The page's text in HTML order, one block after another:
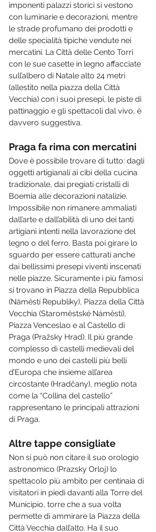
imponenti palazzi storici si vestono
con luminarie e decorazioni, mentre
le strade profumano dei prodotti e
delle specialità tipiche vendute nei
mercatini. La Città delle Cento Torri
con le sue casette in legno affacciate
sull’albero di Natale alto 24 metri
(allestito nella piazza della Città
Vecchia) con i suoi presepi, le piste di
pattinaggio e gli spettacoli dal vivo, è
davvero suggestiva.
Praga fa rima con mercatini
Dove è possibile trovare di tutto: dagli
oggetti artigianali ai cibi della cucina
tradizionale, dai pregiati cristalli di
Boemia alle decorazioni natalizie.
Impossibile non rimanere ammaliati
dall’arte e dall’abilità di uno dei tanti
artigiani intenti nella lavorazione del
legno o del ferro. Basta poi girare lo
sguardo per essere catturati anche
dai bellissimi presepi viventi inscenati
nelle piazze. Sicuramente i più famosi
si trovano in Piazza della Repubblica
(Náměstí Republiky), Piazza della Città
Vecchia (Staroměstské Náměstí),
Piazza Venceslao e al Castello di
Praga (Pražsky Hrad). Il più grande
complesso di castelli medievali del
mondo e uno dei castelli più belli
d’Europa che insieme all’area
circostante (Hradčany), meglio nota
come la “Collina del castello”
rappresentano le principali attrazioni
di Praga.
Altre tappe consigliate
Non si può non citare il suo orologio
astronomico (Prazsky Orloj) lo
spettacolo più ambito per centinaia di
visitatori in piedi davanti alla Torre del
Municipio, torre che a sua volta
permette di ammirare la Piazza della
Città Vecchia dall’alto. Ha il suo